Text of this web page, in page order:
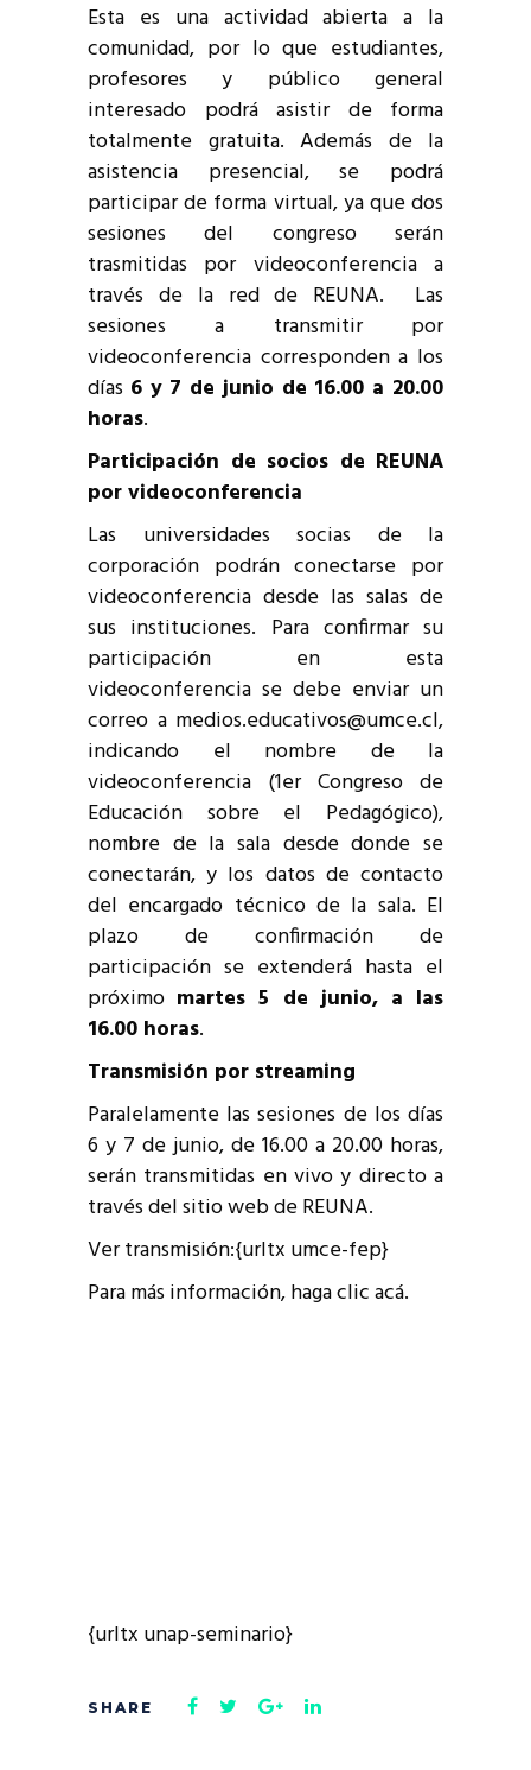
Esta es una actividad abierta a la
comunidad, por lo que estudiantes,
profesores y público general
interesado podrá asistir de forma
totalmente gratuita. Además de la
asistencia presencial, se podrá
participar de forma virtual, ya que dos
sesiones del congreso serán
trasmitidas por videoconferencia a
través de la red de REUNA. Las
sesiones a transmitir por
videoconferencia corresponden a los
días 6 y 7 de junio de 16.00 a 20.00
horas.
Participación de socios de REUNA
por videoconferencia
Las universidades socias de la
corporación podrán conectarse por
videoconferencia desde las salas de
sus instituciones. Para confirmar su
participación en esta
videoconferencia se debe enviar un
correo a medios.educativos@umce.cl,
indicando el nombre de la
videoconferencia (1er Congreso de
Educación sobre el Pedagógico),
nombre de la sala desde donde se
conectarán, y los datos de contacto
del encargado técnico de la sala. El
plazo de confirmación de
participación se extenderá hasta el
próximo martes 5 de junio, a las
16.00 horas.
Transmisión por streaming
Paralelamente las sesiones de los días
6 y 7 de junio, de 16.00 a 20.00 horas,
serán transmitidas en vivo y directo a
través del sitio web de REUNA.
Ver transmisión:{urltx umce-fep}
Para más información, haga clic acá.
{urltx unap-seminario}